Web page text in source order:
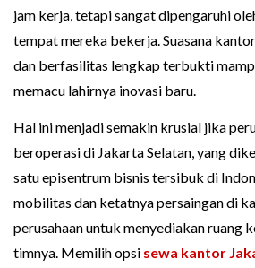
jam kerja, tetapi sangat dipengaruhi
tempat mereka bekerja. Suasana
dan berfasilitas lengkap terbukti
memacu lahirnya inovasi baru.
Hal ini menjadi semakin krusial jika
beroperasi di Jakarta Selatan, yang
satu episentrum bisnis tersibuk di
mobilitas dan ketatnya persaingan di
perusahaan untuk menyediakan ruang
timnya. Memilih opsi sewa kantor